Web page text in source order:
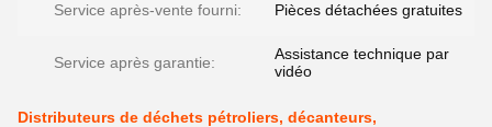
Service après-vente fourni: Pièces détachées gratuites
Service après garantie:
Assistance technique par
vidéo
Distributeurs de déchets pétroliers, décanteurs,